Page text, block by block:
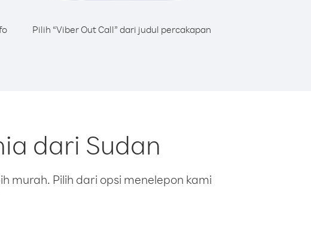
Pilih “Viber Out Call” dari judul percakapan
dari Sudan
murah. Pilih dari opsi menelepon kami